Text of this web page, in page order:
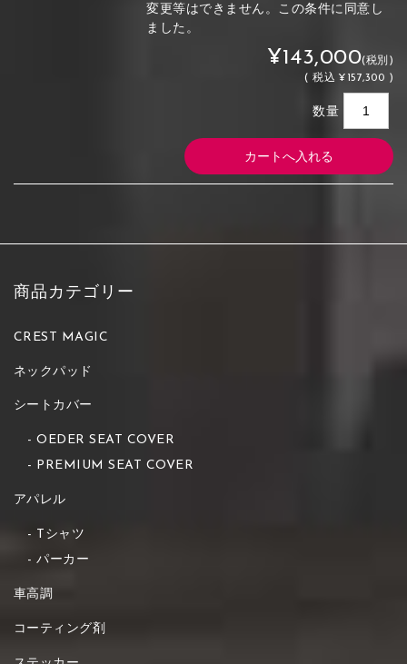
変更等はできません。この条件に同意し
ました。
¥143,000(税別)
(税込 ¥157,300 )
数量
商品カテゴリー
CREST MAGIC
ネックパッド
シートカバー
OEDER SEAT COVER
PREMIUM SEAT COVER
アパレル
Tシャツ
パーカー
車高調
コーティング剤